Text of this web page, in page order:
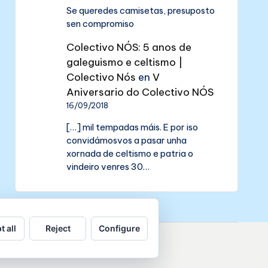
Se queredes camisetas, presuposto
sen compromiso
Colectivo NÓS: 5 anos de
galeguismo e celtismo |
Colectivo Nós enV
Aniversario do Colectivo NÓS
16/09/2018
[…] mil tempadas máis. E por iso
convidámosvos a pasar unha
xornada de celtismo e patria o
vindeiro venres 30…
all Reject Configure